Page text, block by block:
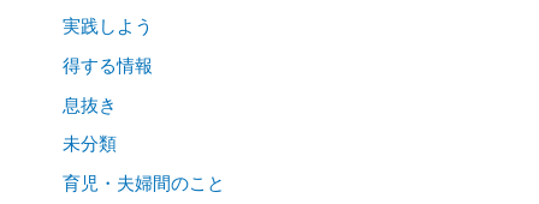
実践しよう
得する情報
息抜き
未分類
育児・夫婦間のこと